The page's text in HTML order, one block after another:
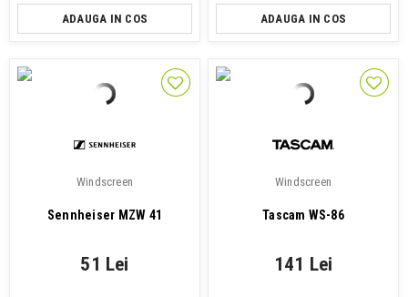
ADAUGA IN COS ADAUGA IN COS
Windscreen
Sennheiser MZW 41
51 Lei
Windscreen
Tascam WS-86
141 Lei